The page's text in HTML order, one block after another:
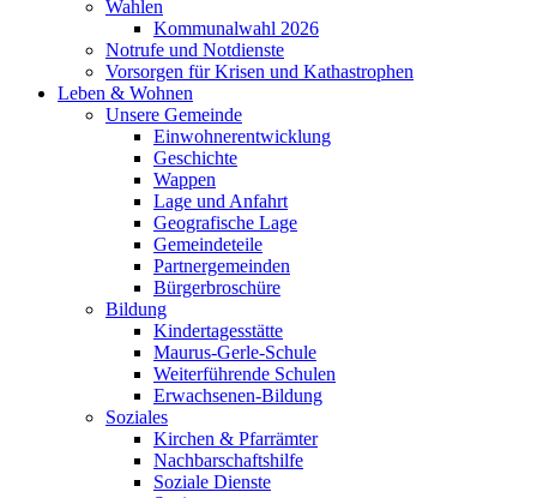
Wahlen
Kommunalwahl 2026
Notrufe und Notdienste
Vorsorgen für Krisen und Kathastrophen
Leben & Wohnen
Unsere Gemeinde
Einwohnerentwicklung
Geschichte
Wappen
Lage und Anfahrt
Geografische Lage
Gemeindeteile
Partnergemeinden
Bürgerbroschüre
Bildung
Kindertagesstätte
Maurus-Gerle-Schule
Weiterführende Schulen
Erwachsenen-Bildung
Soziales
Kirchen & Pfarrämter
Nachbarschaftshilfe
Soziale Dienste